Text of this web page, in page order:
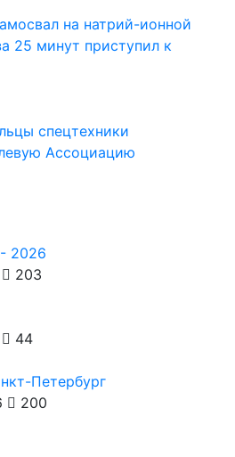
на натрий-ионной
25 минут приступил к
спецтехники
Ассоциацию
2026
203
44
Петербург
200